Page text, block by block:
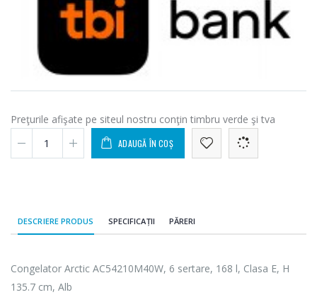
Preţurile afişate pe siteul nostru conţin timbru verde şi tva
ADAUGĂ ÎN COȘ
DESCRIERE PRODUS SPECIFICAȚII PĂRERI
Congelator Arctic AC54210M40W, 6 sertare, 168 l, Clasa E, H
135.7 cm, Alb